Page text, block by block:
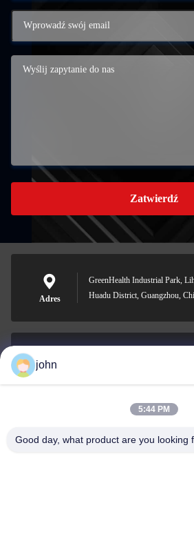
Zatwierdź
Adres
GreenHealth Industrial Park,
Huadu District, Guangzhou,
0086-153-7406-6785
john
5:44 PM
Good day, what product are you looking